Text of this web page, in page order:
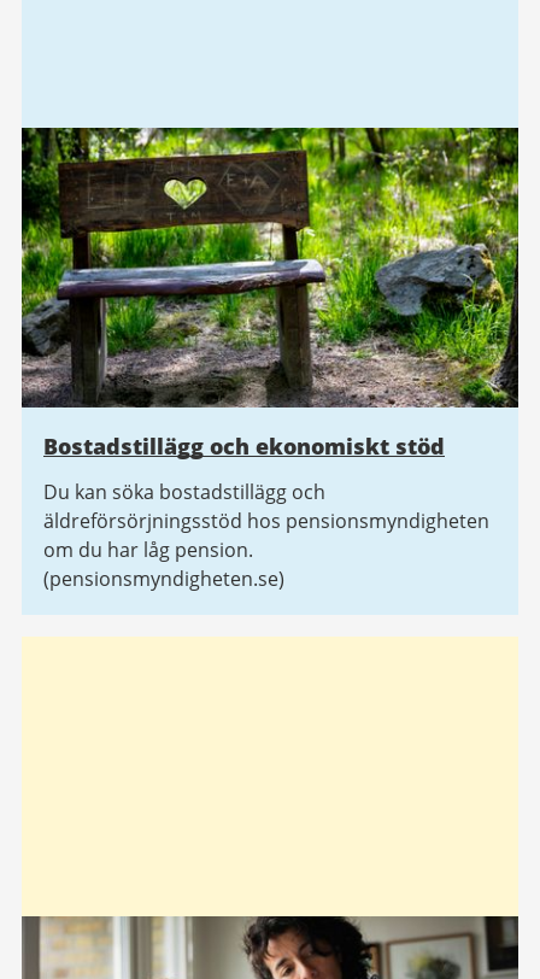
Bostadstillägg och ekonomiskt stöd
Du kan söka bostadstillägg och
äldreförsörjningsstöd hos pensionsmyndigheten
om du har låg pension.
(pensionsmyndigheten.se)